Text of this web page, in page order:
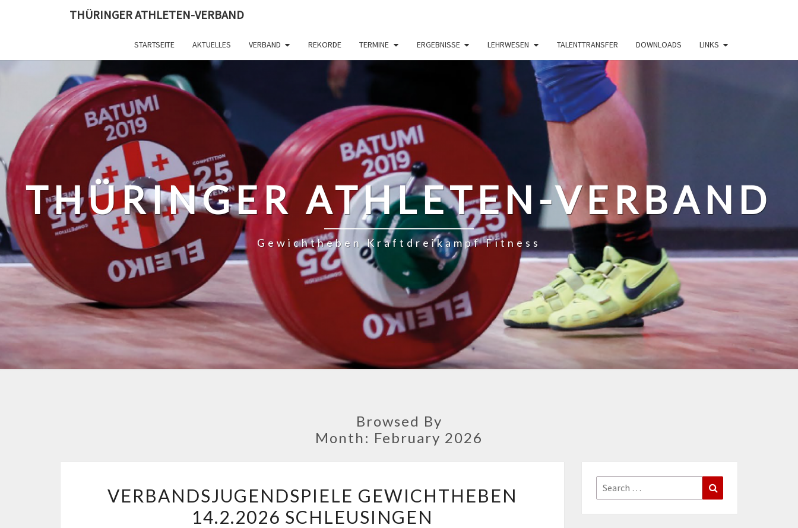
THÜRINGER ATHLETEN-VERBAND
STARTSEITE AKTUELLES VERBAND REKORDE TERMINE ERGEBNISSE LEHRWESEN TALENTTRANSFER DOWNLOADS LINKS
THÜRINGER ATHLETEN-VERBAND
Gewichtheben Kraftdreikampf Fitness
Browsed By
Month: February 2026
GEWICHTHEBEN
14.2.2026
VERBANDSJUGENDSPIELE GEWICHTHEBEN
14.2.2026 SCHLEUSINGEN
Search
for: